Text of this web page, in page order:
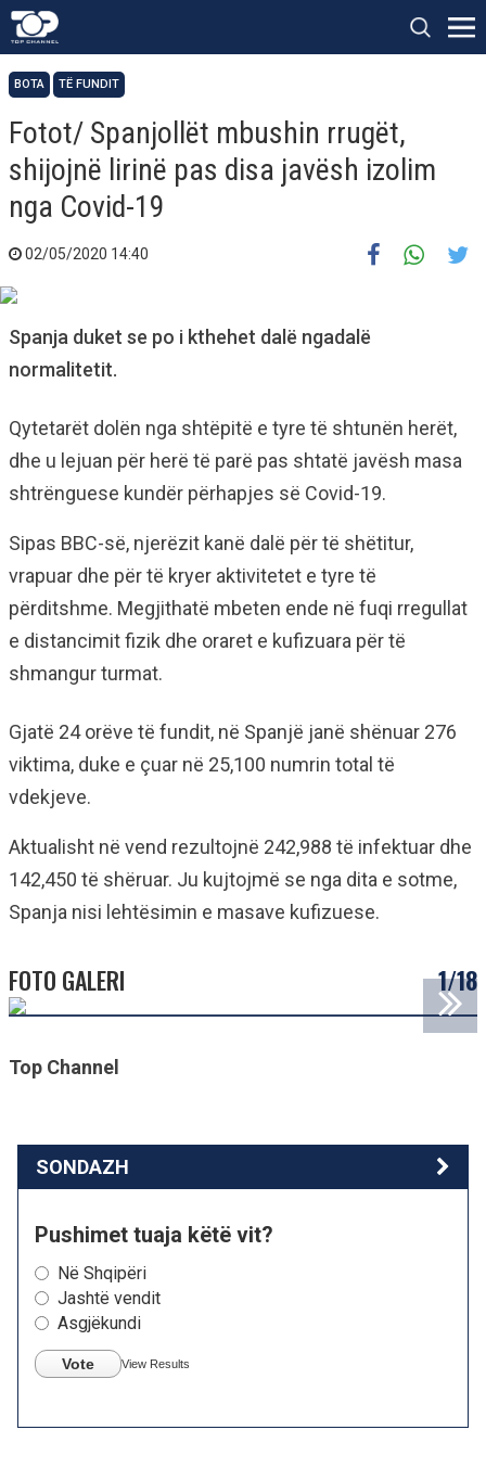
BOTA TË FUNDIT
Fotot/ Spanjollët mbushin rrugët,
shijojnë lirinë pas disa javësh izolim
nga Covid-19
02/05/2020 14:40
Spanja duket se po i kthehet dalë ngadalë
normalitetit.
Qytetarët dolën nga shtëpitë e tyre të shtunën herët,
dhe u lejuan për herë të parë pas shtatë javësh masa
shtrënguese kundër përhapjes së Covid-19.
Sipas BBC-së, njerëzit kanë dalë për të shëtitur,
vrapuar dhe për të kryer aktivitetet e tyre të
përditshme. Megjithatë mbeten ende në fuqi rregullat
e distancimit fizik dhe oraret e kufizuara për të
shmangur turmat.
Gjatë 24 orëve të fundit, në Spanjë janë shënuar 276
viktima, duke e çuar në 25,100 numrin total të
vdekjeve.
Aktualisht në vend rezultojnë 242,988 të infektuar dhe
142,450 të shëruar. Ju kujtojmë se nga dita e sotme,
Spanja nisi lehtësimin e masave kufizuese.
FOTO GALERI 1/18
Top Channel
SONDAZH
Pushimet tuaja këtë vit?
Në Shqipëri
Jashtë vendit
Asgjëkundi
Vote View Results